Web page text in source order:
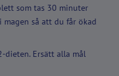
som tas 30 minuter
så att du får ökad
dieten. Ersätt alla mål